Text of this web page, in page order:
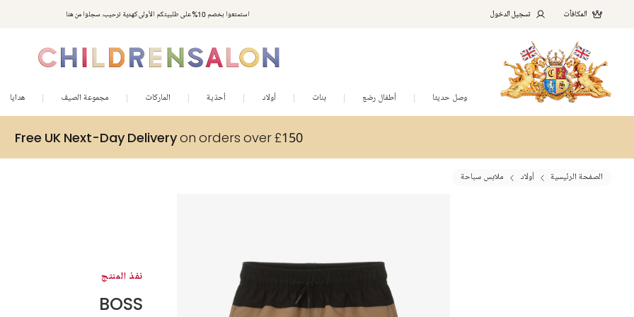
استمتعوا بخصم 10% على طلبيتكم الأولى كهدية ترحيب. سجلوا من هنا المكافآت تسجيل الدخول
وصل حديثا أطفال رضع بنات أولاد أحذية الماركات مجموعة الصيف هدايا
Free UK Next-Day Deliveryon orders over £150
الصفحة الرئيسية أولاد ملابس سباحة
نفذ المنتج
BOSS